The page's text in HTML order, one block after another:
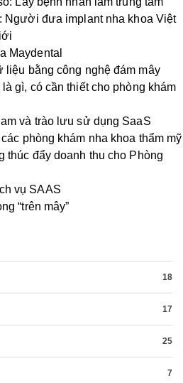
Người đưa implant nha khoa Việt
Maydental
bằng công nghệ đám mây
gì, có cần thiết cho phòng khám
và trào lưu sử dụng SaaS
phòng khám nha khoa thẩm mỹ
thúc đẩy doanh thu cho Phòng
vụ SAAS
“trên mây”
18
17
25
7